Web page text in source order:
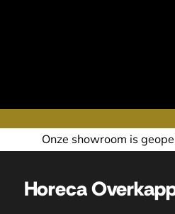
geopend op afspraak. Ook in
Horeca